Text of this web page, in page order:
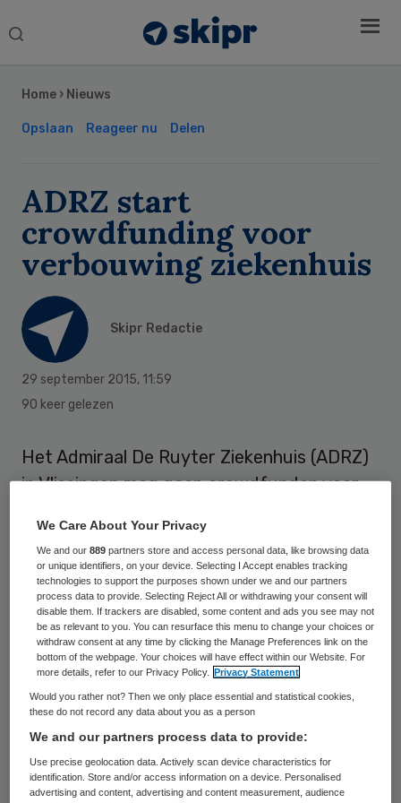
Search
Home › Nieuws
Opslaan Reageer nu Delen
ADRZ start
crowdfunding voor
verbouwing ziekenhuis
Skipr Redactie
29 september 2015, 11:59
90 keer gelezen
Het Admiraal De Ruyter Ziekenhuis (ADRZ)
in Vlissingen mag gaan crowdfunden voor
Markten (AFM) heeft daarvoor
toestemming gegeven.
Dit meldtOmroep Zeeland op 29 september
Het ADRZ heeft twintig miljoen euro nodig
voor de renovatie van het ziekenhuis.
Projectontwikkelaar
De instelling kreeg de financiering niet rond
bij de banken. Die stonden niet te trappelen
Sidebar
We Care About Your Privacy
We and our889 partners store and access personal data, like browsing data
or unique identifiers, on your device. Selecting I Accept enables tracking
technologies to support the purposes shown under we and our partners
process data to provide. Selecting Reject All or withdrawing your consent will
disable them. If trackers are disabled, some content and ads you see may not
be as relevant to you. You can resurface this menu to change your choices or
withdraw consent at any time by clicking the Manage Preferences link on the
bottom of the webpage. Your choices will have effect within our Website. For
more details, refer to our Privacy Policy.
Privacy Statement
Would you rather not? Then we only place essential and statistical cookies,
these do not record any data about you as a person
We and our partners process data to provide:
Use precise geolocation data. Actively scan device characteristics for
identification. Store and/or access information on a device. Personalised
advertising and content, advertising and content measurement, audience